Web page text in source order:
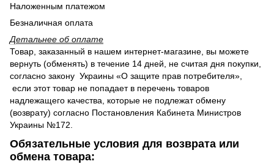
Наложенным платежом
Безналичная оплата
Детальнее об оплате
Товар, заказанный в нашем интернет-магазине, вы можете
вернуть (обменять) в течение 14 дней, не считая дня покупки,
согласно закону Украины «О защите прав потребителя»,
если этот товар не попадает в перечень товаров
надлежащего качества, которые не подлежат обмену
(возврату) согласно Постановления Кабинета Министров
Украины №172.
Обязательные условия для возврата или
обмена товара: